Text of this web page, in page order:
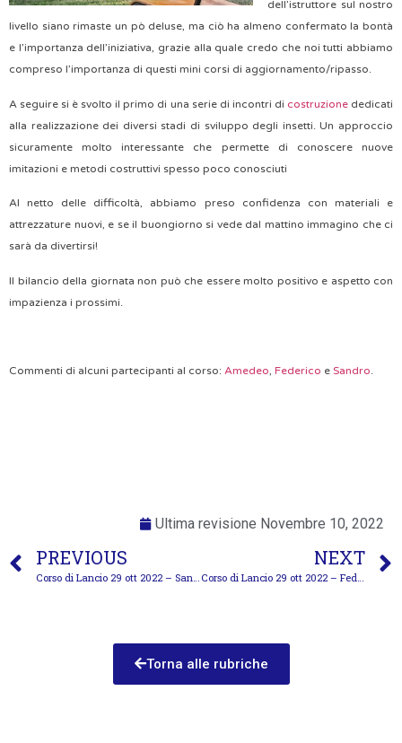
dell’istruttore sul nostro
livello siano rimaste un pò deluse, ma ciò ha almeno confermato la bontà
e l’importanza dell’iniziativa, grazie alla quale credo che noi tutti abbiamo
compreso l’importanza di questi mini corsi di aggiornamento/ripasso.
A seguire si è svolto il primo di una serie di incontri di costruzionededicati
alla realizzazione dei diversi stadi di sviluppo degli insetti. Un approccio
sicuramente molto interessante che permette di conoscere nuove
imitazioni e metodi costruttivi spesso poco conosciuti
Al netto delle difficoltà, abbiamo preso confidenza con materiali e
attrezzature nuovi, e se il buongiorno si vede dal mattino immagino che ci
sarà da divertirsi!
Il bilancio della giornata non può che essere molto positivo e aspetto con
impazienza i prossimi.
Commenti di alcuni partecipanti al corso: Amedeo, Federico e Sandro.
Ultima revisione Novembre 10, 2022
PREVIOUS
Corso di Lancio 29 ott 2022 – Sandro
NEXT
Corso di Lancio 29 ott 2022 – Federico
Torna alle rubriche